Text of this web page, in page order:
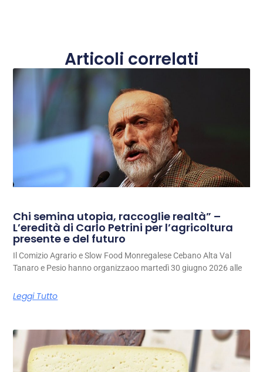
Articoli correlati
Chi semina utopia, raccoglie realtà” –
L’eredità di Carlo Petrini per l’agricoltura
presente e del futuro
Il Comizio Agrario e Slow Food Monregalese Cebano Alta Val
Tanaro e Pesio hanno organizzaoo martedì 30 giugno 2026 alle
Leggi Tutto